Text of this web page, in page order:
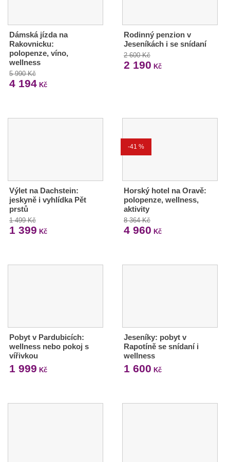
Dámská jízda na
Rakovnicku:
polopenze, víno,
wellness
5 990 Kč
4 194 Kč
Rodinný penzion v
Jeseníkách i se snídaní
2 600 Kč
2 190 Kč
Výlet na Dachstein:
jeskyně i vyhlídka Pět
prstů
1 499 Kč
1 399 Kč
-41 %
Horský hotel na Oravě:
polopenze, wellness,
aktivity
8 364 Kč
4 960 Kč
Pobyt v Pardubicích:
wellness nebo pokoj s
vířivkou
1 999 Kč
Jeseníky: pobyt v
Rapotíně se snídaní i
wellness
1 600 Kč